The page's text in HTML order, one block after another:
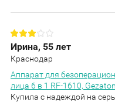
Ирина, 55 лет
Краснодар
Аппарат для
лица 6 в 1 RF-1610,
Купила с надеждой на